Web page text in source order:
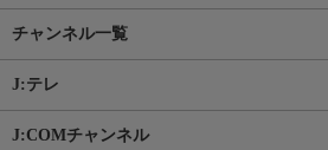
チャンネル一覧
J:テレ
J:COMチャンネル